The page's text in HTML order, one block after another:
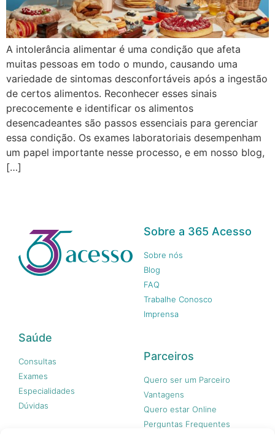
A intolerância alimentar é uma condição que afeta
muitas pessoas em todo o mundo, causando uma
variedade de sintomas desconfortáveis após a ingestão
de certos alimentos. Reconhecer esses sinais
precocemente e identificar os alimentos
desencadeantes são passos essenciais para gerenciar
essa condição. Os exames laboratoriais desempenham
um papel importante nesse processo, e em nosso blog,
[…]
Sobre a 365 Acesso
Sobre nós
Blog
FAQ
Trabalhe Conosco
Imprensa
Saúde
Consultas
Exames
Especialidades
Dúvidas
Parceiros
Quero ser um Parceiro
Vantagens
Quero estar Online
Perguntas Frequentes